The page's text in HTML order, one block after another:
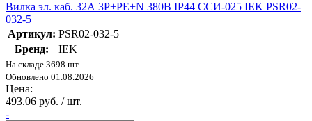
Вилка эл. каб. 32А 3P+PE+N 380В IP44 ССИ-025 IEK PSR02-
032-5
Артикул: PSR02-032-5
Бренд:
IEK
На складе 3698 шт.
Обновлено 01.08.2026
Цена:
493.06 руб. / шт.
-